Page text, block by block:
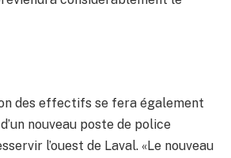
des effectifs se fera également
nouveau poste de police
l’ouest de Laval. «Le nouveau